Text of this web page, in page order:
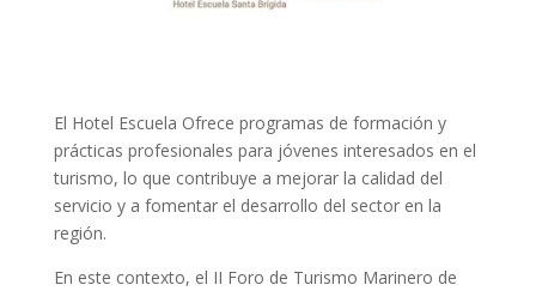
El Hotel Escuela Ofrece programas de formación y
prácticas profesionales para jóvenes interesados en el
turismo, lo que contribuye a mejorar la calidad del
servicio y a fomentar el desarrollo del sector en la
región.
En este contexto, el II Foro de Turismo Marinero de